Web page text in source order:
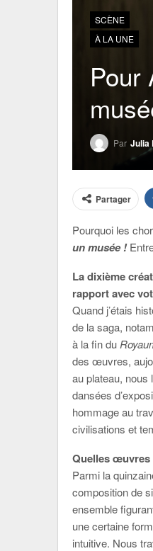
SCÈNE
À LA UNE
Pour
Par Julia
Partager
Pourquoi les
un musée !
La dixième
rapport avec
Quand j’étais
de la saga,
à la fin du
des œuvres,
au plateau, nous
dansées
hommage au
civilisations et
Quelles
Parmi la
composition de
ensemble
une certaine
intuitive. Nous